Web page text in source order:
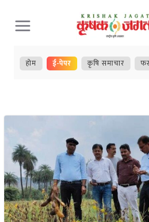
Skip
to
content
होम ई-पेपर कृषि समाचार